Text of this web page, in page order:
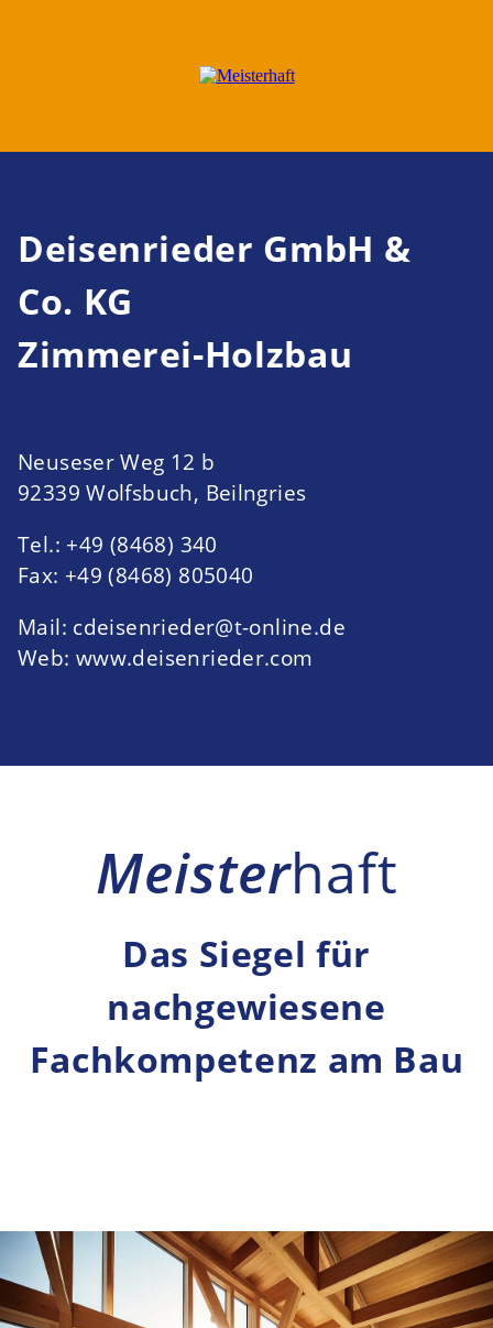
Deisenrieder GmbH &
Co. KG
Zimmerei-Holzbau
Neuseser Weg 12 b
92339 Wolfsbuch, Beilngries
Tel.: +49 (8468) 340
Fax: +49 (8468) 805040
Mail: cdeisenrieder@t-online.de
Web: www.deisenrieder.com
Meisterhaft
Das Siegel für
nachgewiesene
Fachkompetenz am Bau